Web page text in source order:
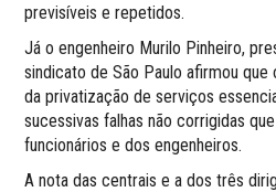
previsíveis e repetidos.
Já o engenheiro Murilo Pinheiro,
sindicato de São Paulo afirmou
da privatização de serviços
sucessivas falhas não corrigidas
funcionários e dos engenheiros.
A nota das centrais e a dos três